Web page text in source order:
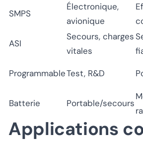
SMPS
Électronique,
avionique
ASI
Secours, charges
vitales
ProgrammableTest, R&D
Batterie Portable/secours
Applications